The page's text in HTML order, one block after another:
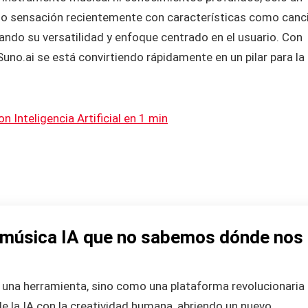
sensación recientemente con características como
su versatilidad y enfoque centrado en el usuario. Con
se está convirtiendo rápidamente en un pilar para la
Inteligencia Artificial en 1 min
IA que no sabemos dónde nos
herramienta, sino como una plataforma revolucionaria